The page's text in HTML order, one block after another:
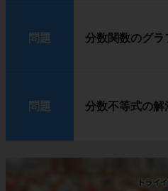
問題 分数関数のグ
問題 分数不等式の解